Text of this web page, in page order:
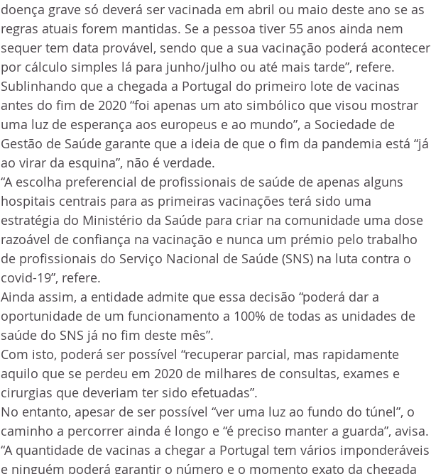
doença grave só deverá ser vacinada em abril ou maio deste ano se as
regras atuais forem mantidas. Se a pessoa tiver 55 anos ainda nem
sequer tem data provável, sendo que a sua vacinação poderá acontecer
por cálculo simples lá para junho/julho ou até mais tarde”, refere.
Sublinhando que a chegada a Portugal do primeiro lote de vacinas
antes do fim de 2020 “foi apenas um ato simbólico que visou mostrar
uma luz de esperança aos europeus e ao mundo”, a Sociedade de
Gestão de Saúde garante que a ideia de que o fim da pandemia está “já
ao virar da esquina”, não é verdade.
“A escolha preferencial de profissionais de saúde de apenas alguns
hospitais centrais para as primeiras vacinações terá sido uma
estratégia do Ministério da Saúde para criar na comunidade uma dose
razoável de confiança na vacinação e nunca um prémio pelo trabalho
de profissionais do Serviço Nacional de Saúde (SNS) na luta contra o
covid-19”, refere.
Ainda assim, a entidade admite que essa decisão “poderá dar a
oportunidade de um funcionamento a 100% de todas as unidades de
saúde do SNS já no fim deste mês”.
Com isto, poderá ser possível “recuperar parcial, mas rapidamente
aquilo que se perdeu em 2020 de milhares de consultas, exames e
cirurgias que deveriam ter sido efetuadas”.
No entanto, apesar de ser possível “ver uma luz ao fundo do túnel”, o
caminho a percorrer ainda é longo e “é preciso manter a guarda”, avisa.
“A quantidade de vacinas a chegar a Portugal tem vários imponderáveis
e ninguém poderá garantir o número e o momento exato da chegada